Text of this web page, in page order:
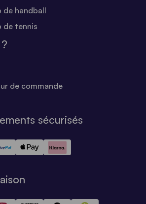
de handball
de tennis
de commande
sécurisés